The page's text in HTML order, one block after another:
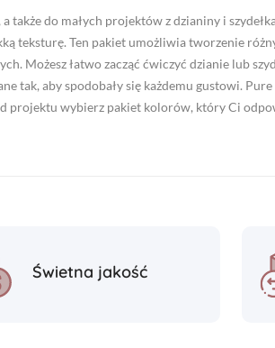
do małych projektów z dzianiny i
teksturę. Ten pakiet umożliwia tworzenie
Możesz łatwo zacząć ćwiczyć dzianie lub
tak, aby spodobały się każdemu gustowi.
projektu wybierz pakiet kolorów, który Ci
Świetna jakość